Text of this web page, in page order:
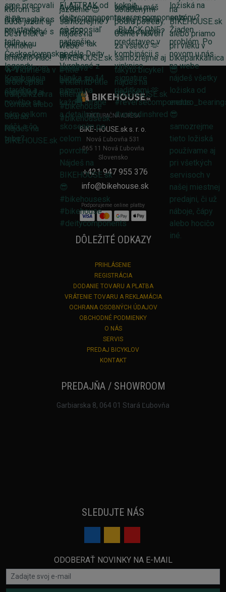
FAKTURAČNÁ ADRESA
BIKE-HOUSE.sk s. r. o.
Nová Ľubovňa 531
065 11 Nová Ľubovňa
Slovensko
+421 947 955 376
info@bikehouse.sk
Podporujeme online platby
DÔLEŽITÉ ODKAZY
PRIHLÁSENIE
REGISTRÁCIA
DODANIE TOVARU A PLATBA
VRÁTENIE TOVARU A REKLAMÁCIA
OCHRANA OSOBNÝCH ÚDAJOV
OBCHODNÉ PODMIENKY
O NÁS
SERVIS
PREDAJ BICYKLOV
KONTAKT
PREDAJŇA / SHOWROOM
Garbiarska 8, 064 01 Stará Ľubovňa
SLEDUJTE NÁS
ODOBERAŤ NOVINKY NA E-MAIL